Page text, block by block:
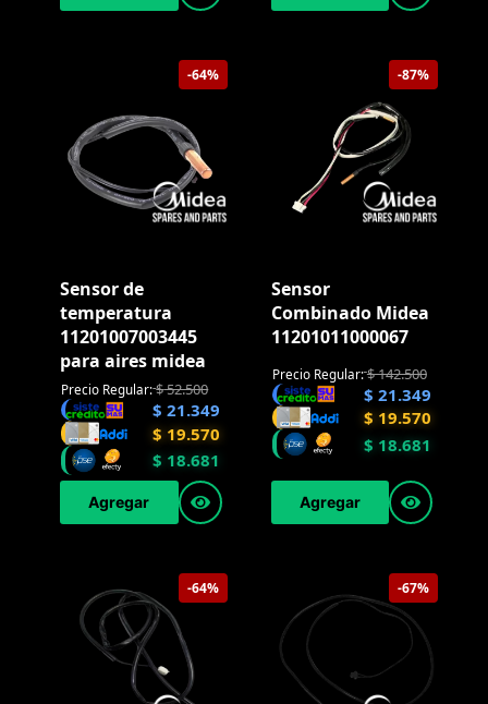
-64%
Sensor de
temperatura
11201007003445
para aires midea
Precio Regular:$52.500
$ 21.349
$ 19.570
$ 18.681
Agregar
-87%
Sensor
Combinado Midea
11201011000067
Precio Regular:$142.500
$ 21.349
$ 19.570
$ 18.681
Agregar
-64% -67%